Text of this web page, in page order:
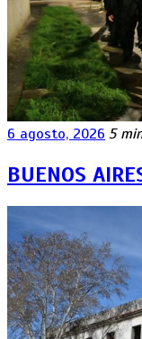
6 agosto, 2026 5
BUENOS